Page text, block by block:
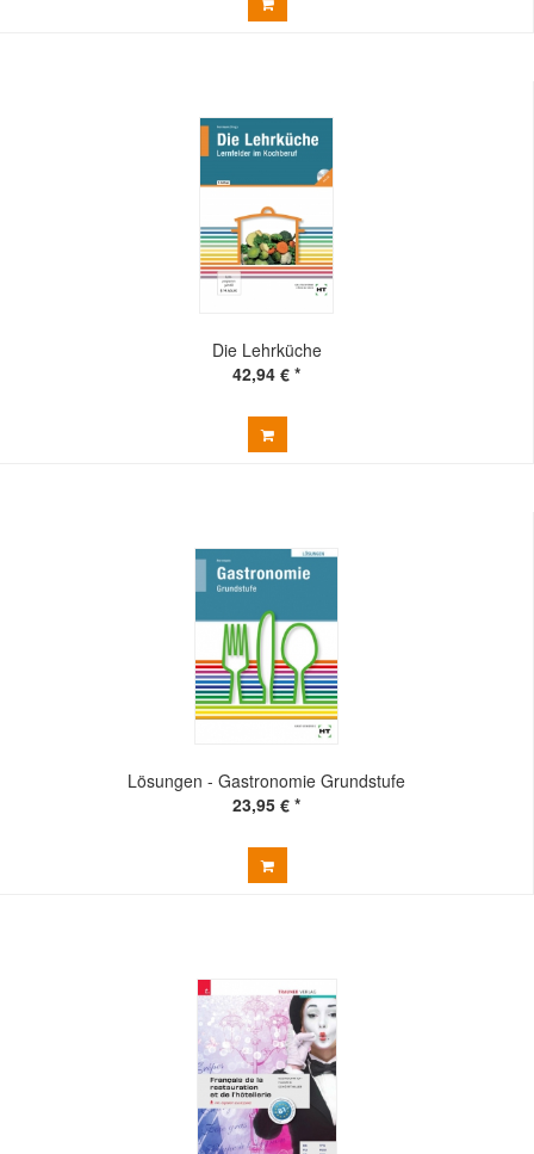
Die Lehrküche
42,94 € *
Lösungen - Gastronomie Grundstufe
23,95 € *